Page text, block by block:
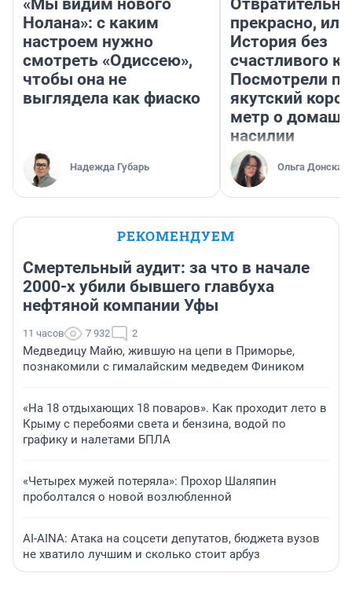
«Мы видим нового
Нолана»: с каким
настроем нужно
смотреть «Одиссею»,
чтобы она не
выглядела как фиаско
Надежда Губарь
Отвратительно
прекрасно, или
История без
счастливого
Посмотрели
якутский
метр о
насилии
Ольга Донская
РЕКОМЕНДУЕМ
Смертельный аудит: за что в начале
2000-х убили бывшего главбуха
нефтяной компании Уфы
11 часов 7 932 2
Медведицу Майю, жившую на цепи в Приморье,
познакомили с гималайским медведем Фиником
«На 18 отдыхающих 18 поваров». Как проходит лето в
Крыму с перебоями света и бензина, водой по
графику и налетами БПЛА
«Четырех мужей потеряла»: Прохор Шаляпин
проболтался о новой возлюбленной
AI-AINA: Атака на соцсети депутатов, бюджета вузов
не хватило лучшим и сколько стоит арбуз